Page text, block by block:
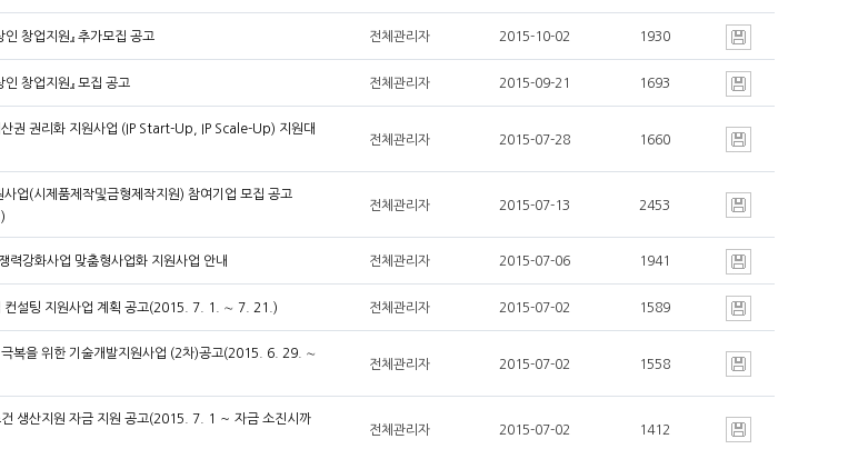
창업지원』 추가모집 공고 전체관리자 2015-10-02 1930
창업지원』 모집 공고 전체관리자 2015-09-21 1693
권 권리화 지원사업 (IP Start-Up, IP Scale-Up) 지원대
전체관리자 2015-07-28 1660
사업(시제품제작및금형제작지원) 참여기업 모집 공고
전체관리자 2015-07-13 2453
력강화사업 맞춤형사업화 지원사업 안내 전체관리자 2015-07-06 1941
컨설팅 지원사업 계획 공고(2015. 7. 1. ∼ 7. 21.) 전체관리자 2015-07-02 1589
복을 위한 기술개발지원사업 (2차)공고(2015. 6. 29. ∼
전체관리자 2015-07-02 1558
생산지원 자금 지원 공고(2015. 7. 1 ～ 자금 소진시까
전체관리자 2015-07-02 1412